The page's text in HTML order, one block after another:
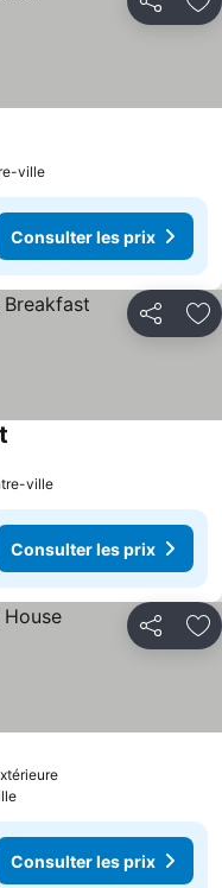
Partager
ville
Consulter les prix
Partager
ville
Consulter les prix
Partager
Consulter les prix